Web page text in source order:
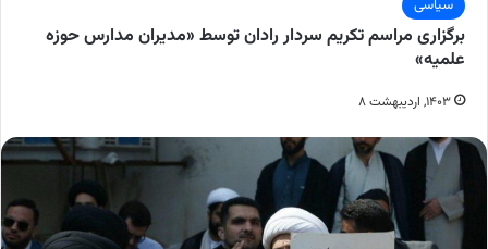
سیاسی
برگزاری مراسم تکریم سردار رادان توسط «مدیران مدارس حوزه
علمیه»
۱۴۰۳, اردیبهشت ۸